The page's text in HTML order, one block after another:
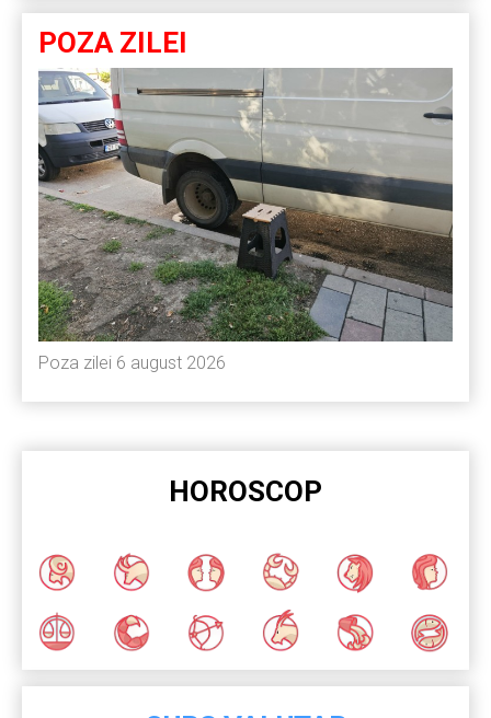
POZA ZILEI
Poza zilei 6 august 2026
HOROSCOP